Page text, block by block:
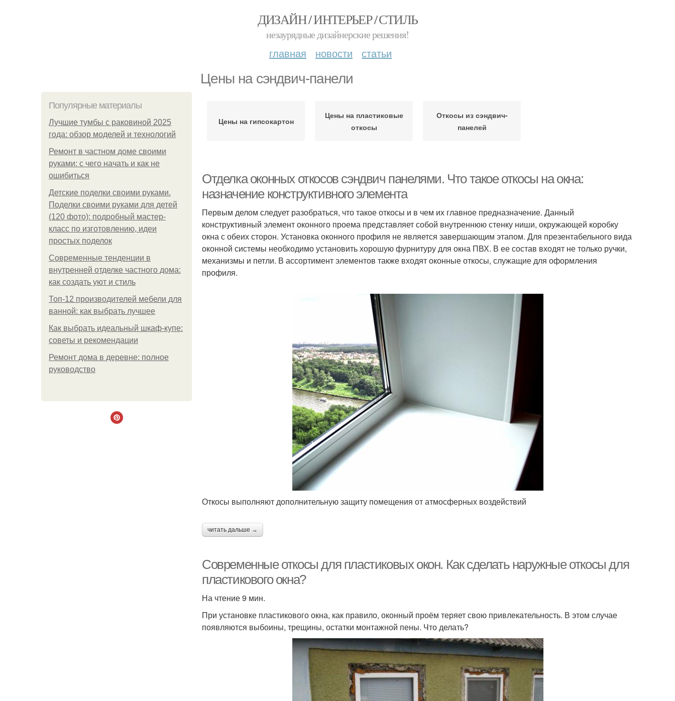
ДИЗАЙН / ИНТЕРЬЕР / СТИЛЬ
незаурядные дизайнерские решения!
главная новости статьи
Цены на сэндвич-панели
Популярные материалы
Лучшие тумбы с раковиной 2025
года: обзор моделей и технологий
Ремонт в частном доме своими
руками: с чего начать и как не
ошибиться
Детские поделки своими руками.
Поделки своими руками для детей
(120 фото): подробный мастер-
класс по изготовлению, идеи
простых поделок
Современные тенденции в
внутренней отделке частного дома:
как создать уют и стиль
Топ-12 производителей мебели для
ванной: как выбрать лучшее
Как выбрать идеальный шкаф-купе:
советы и рекомендации
Ремонт дома в деревне: полное
руководство
Цены на гипсокартон
Цены на пластиковые
откосы
Откосы из сэндвич-
панелей
Отделка оконных откосов сэндвич панелями. Что такое откосы на окна:
назначение конструктивного элемента
Первым делом следует разобраться, что такое откосы и в чем их главное предназначение. Данный
конструктивный элемент оконного проема представляет собой внутреннюю стенку ниши, окружающей коробку
окна с обеих сторон. Установка оконного профиля не является завершающим этапом. Для презентабельного вида
оконной системы необходимо установить хорошую фурнитуру для окна ПВХ. В ее состав входят не только ручки,
механизмы и петли. В ассортимент элементов также входят оконные откосы, служащие для оформления
профиля.
Откосы выполняют дополнительную защиту помещения от атмосферных воздействий
читать дальше →
Современные откосы для пластиковых окон. Как сделать наружные откосы для
пластикового окна?
На чтение 9 мин.
При установке пластикового окна, как правило, оконный проём теряет свою привлекательность. В этом случае
появляются выбоины, трещины, остатки монтажной пены. Что делать?